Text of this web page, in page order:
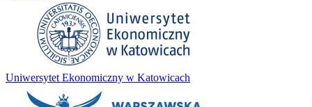
Uniwersytet Ekonomiczny w Katowicach